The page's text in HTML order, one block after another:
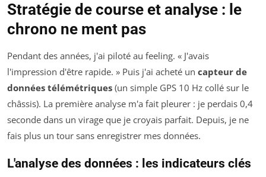
Stratégie de course et analyse : le
chrono ne ment pas
Pendant des années, j'ai piloté au feeling. « J'avais
l'impression d'être rapide. » Puis j'ai acheté un capteur de
données télémétriques (un simple GPS 10 Hz collé sur le
châssis). La première analyse m'a fait pleurer : je perdais 0,4
seconde dans un virage que je croyais parfait. Depuis, je ne
fais plus un tour sans enregistrer mes données.
L'analyse des données : les indicateurs clés